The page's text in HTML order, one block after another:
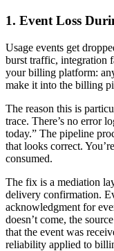
1. Event Loss
Usage events get
burst traffic, integration
your billing platform:
make it into the billing
The reason this is
trace. There’s no error
today.” The pipeline
that looks correct.
consumed.
The fix is a mediation
delivery confirmation.
acknowledgment for
doesn’t come, the
that the event was
reliability applied to